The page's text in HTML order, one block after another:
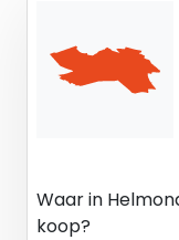
Waar in
koop?